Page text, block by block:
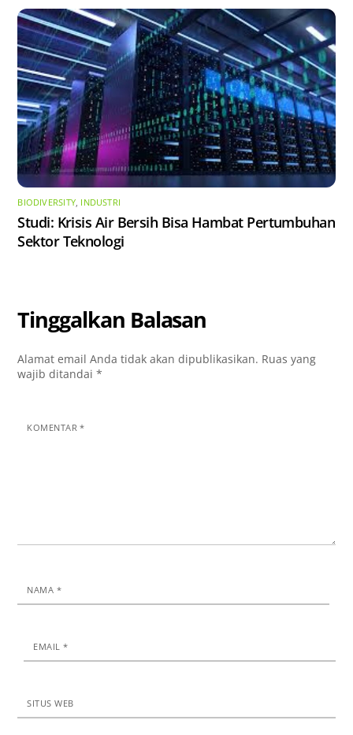
BIODIVERSITY, INDUSTRI
Studi: Krisis Air Bersih Bisa Hambat Pertumbuhan
Sektor Teknologi
Tinggalkan Balasan
Alamat email Anda tidak akan dipublikasikan. Ruas yang
wajib ditandai*
KOMENTAR*
NAMA *
EMAIL*
SITUS WEB